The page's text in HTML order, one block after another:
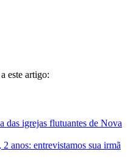
este artigo:
das igrejas flutuantes de Nova
anos: entrevistamos sua irmã